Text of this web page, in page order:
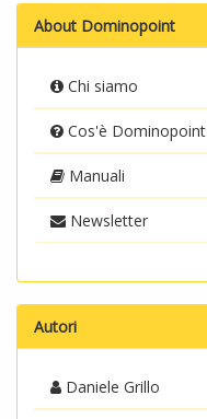
About Dominopoint
Chi siamo
Cos'è Dominopoint
Manuali
Newsletter
Autori
Daniele Grillo